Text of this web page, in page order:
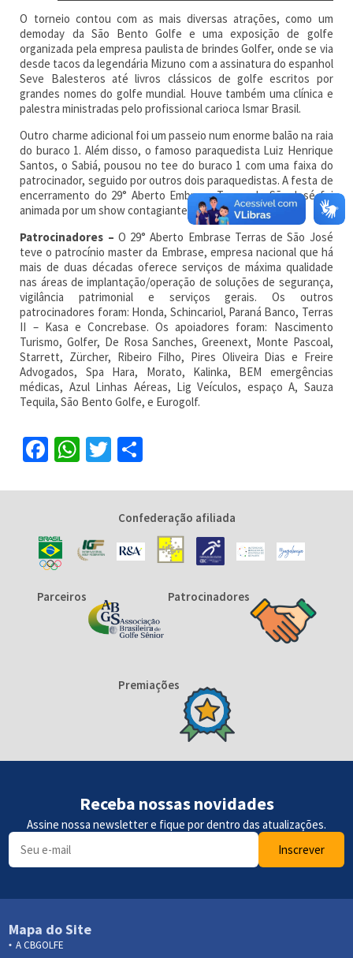
O torneio contou com as mais diversas atrações, como um
demoday da São Bento Golfe e uma exposição de golfe
organizada pela empresa paulista de brindes Golfer, onde se via
desde tacos da legendária Mizuno com a assinatura do espanhol
Seve Balesteros até livros clássicos de golfe escritos por
grandes nomes do golfe mundial. Houve também uma clínica e
palestra ministradas pelo profissional carioca Ismar Brasil.
Outro charme adicional foi um passeio num enorme balão na raia
do buraco 1. Além disso, o famoso paraquedista Luiz Henrique
Santos, o Sabiá, pousou no tee do buraco 1 com uma faixa do
patrocinador, seguido por outros dois paraquedistas. A festa de
encerramento do 29° Aberto Embrase Terras de São José foi
animada por um show contagiante das Valkyrias.
Patrocinadores – O 29° Aberto Embrase Terras de São José
teve o patrocínio master da Embrase, empresa nacional que há
mais de duas décadas oferece serviços de máxima qualidade
nas áreas de implantação/operação de soluções de segurança,
vigilância patrimonial e serviços gerais. Os outros
patrocinadores foram: Honda, Schincariol, Paraná Banco, Terras
II – Kasa e Concrebase. Os apoiadores foram: Nascimento
Turismo, Golfer, De Rosa Sanches, Greenext, Monte Pascoal,
Starrett, Zürcher, Ribeiro Filho, Pires Oliveira Dias e Freire
Advogados, Spa Hara, Morato, Kalinka, BEM emergências
médicas, Azul Linhas Aéreas, Lig Veículos, espaço A, Sauza
Tequila, São Bento Golfe, e Eurogolf.
Facebook
WhatsApp
Twitter
Confederação afiliada
Parceiros Patrocinadores
Premiações
Receba nossas novidades
Assine nossa newsletter e fique por dentro das atualizações.
Inscrever
Mapa do Site
A CBGOLFE